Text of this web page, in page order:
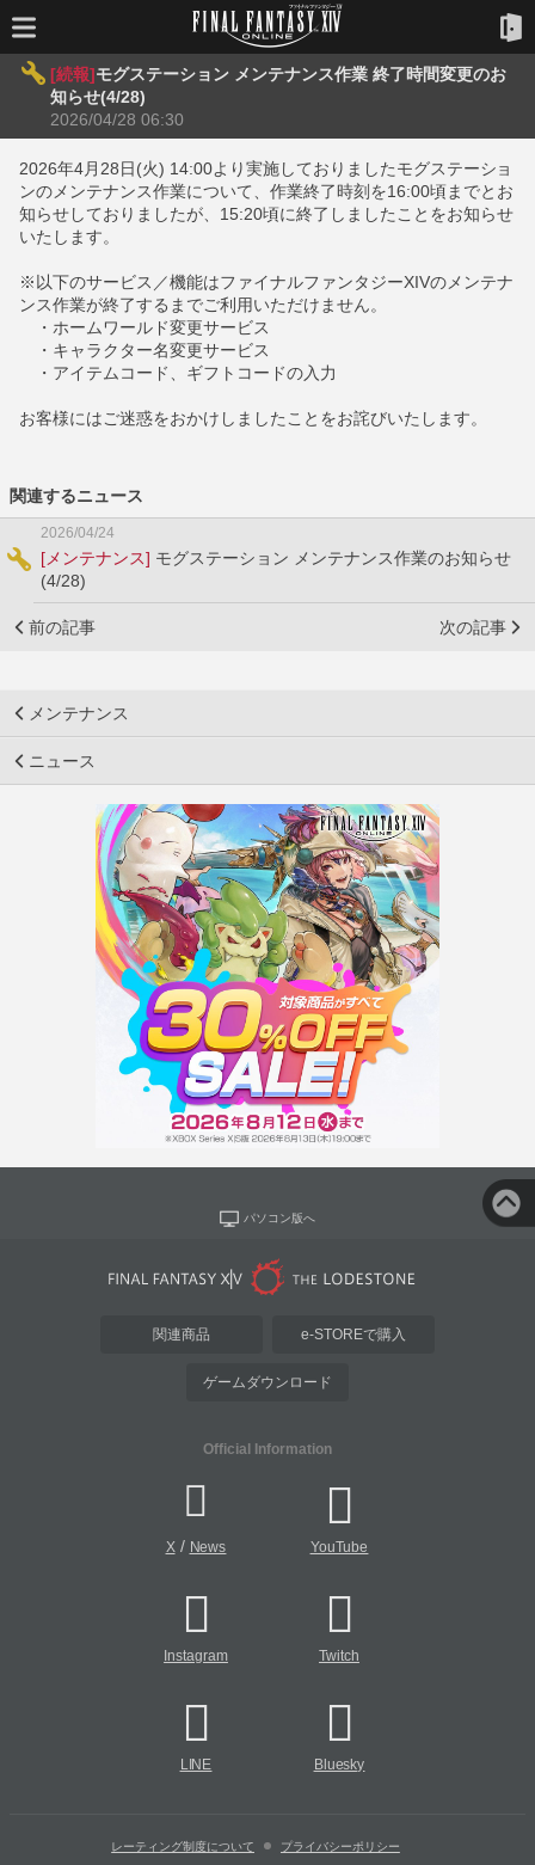
[続報]モグステーション メンテナンス作業 終了時間変更のお
知らせ(4/28)
2026/04/28 06:30
2026年4月28日(火) 14:00より実施しておりましたモグステーショ
ンのメンテナンス作業について、作業終了時刻を16:00頃までとお
知らせしておりましたが、15:20頃に終了しましたことをお知らせ
いたします。
※以下のサービス／機能はファイナルファンタジーXIVのメンテナ
ンス作業が終了するまでご利用いただけません。
・ホームワールド変更サービス
・キャラクター名変更サービス
・アイテムコード、ギフトコードの入力
お客様にはご迷惑をおかけしましたことをお詫びいたします。
関連するニュース
2026/04/24
[メンテナンス] モグステーション メンテナンス作業のお知らせ
(4/28)
前の記事 次の記事
メンテナンス
ニュース
パソコン版へ
関連商品 e-STOREで購入
ゲームダウンロード
Official Information
X/ News YouTube
Instagram Twitch
LINE Bluesky
レーティング制度について プライバシーポリシー